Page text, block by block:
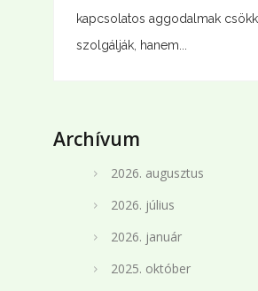
kapcsolatos aggodalmak
szolgálják, hanem...
Archívum
2026. augusztus
2026. július
2026. január
2025. október